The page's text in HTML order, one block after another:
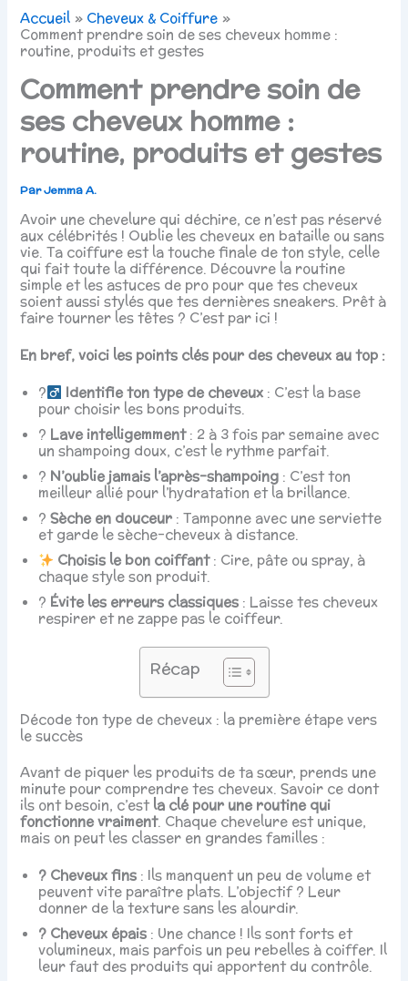
Accueil
Cheveux & Coiffure
Comment prendre soin de ses cheveux homme :
routine, produits et gestes
Comment prendre soin de
ses cheveux homme :
routine, produits et gestes
ParJemma A.
Avoir une chevelure qui déchire, ce n’est pas réservé
aux célébrités ! Oublie les cheveux en bataille ou sans
vie. Ta coiffure est la touche finale de ton style, celle
qui fait toute la différence. Découvre la routine
simple et les astuces de pro pour que tes cheveux
soient aussi stylés que tes dernières sneakers. Prêt à
faire tourner les têtes ? C’est par ici !
En bref, voici les points clés pour des cheveux au top :
?
Identifie ton type de cheveux : C’est la base
pour choisir les bons produits.
? Lave intelligemment: 2 à 3 fois par semaine avec
un shampoing doux, c’est le rythme parfait.
? N’oublie jamais l’après-shampoing : C’est ton
meilleur allié pour l’hydratation et la brillance.
?Sèche en douceur : Tamponne avec une serviette
et garde le sèche-cheveux à distance.
Choisis le bon coiffant: Cire, pâte ou spray, à
chaque style son produit.
? Évite les erreurs classiques : Laisse tes cheveux
respirer et ne zappe pas le coiffeur.
Récap
Décode ton type de cheveux : la première étape vers
le succès
Avant de piquer les produits de ta sœur, prends une
minute pour comprendre tes cheveux. Savoir ce dont
ils ont besoin, c’estla clé pour une routine qui
fonctionne vraiment. Chaque chevelure est unique,
mais on peut les classer en grandes familles :
? Cheveux fins : Ils manquent un peu de volume et
peuvent vite paraître plats. L’objectif ? Leur
donner de la texture sans les alourdir.
? Cheveux épais : Une chance ! Ils sont forts et
volumineux, mais parfois un peu rebelles à coiffer. Il
leur faut des produits qui apportent du contrôle.